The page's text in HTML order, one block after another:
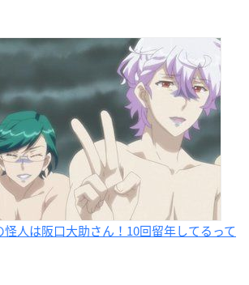
人は阪口大助さん！10回留年してるって